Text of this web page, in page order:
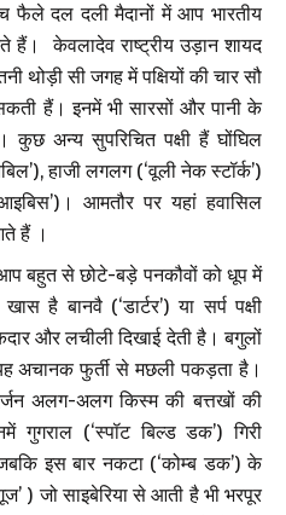
फैले दल दली मैदानों में आप भारतीय
केवलादेव राष्ट्रीय उड़ान शायद
थोड़ी सी जगह में पक्षियों की चार सौ
हैं। इनमें भी सारसों और पानी के
कुछ अन्य सुपरिचित पक्षी हैं घोंघिल
हाजी लगलग (‘वूली नेक स्टॉर्क’)
आमतौर पर यहां हवासिल
हैं ।
बहुत से छोटे-बड़े पनकौवों को धूप में
बानवै (‘डार्टर’) या सर्प पक्षी
और लचीली दिखाई देती है। बगुलों
अचानक फुर्ती से मछली पकड़ता है।
अलग-अलग किस्म की बत्तखों की
(‘स्पॉट बिल्ड डक’) गिरी
इस बार नकटा (‘कोम्ब डक’) के
) जो साइबेरिया से आती है भी भरपूर